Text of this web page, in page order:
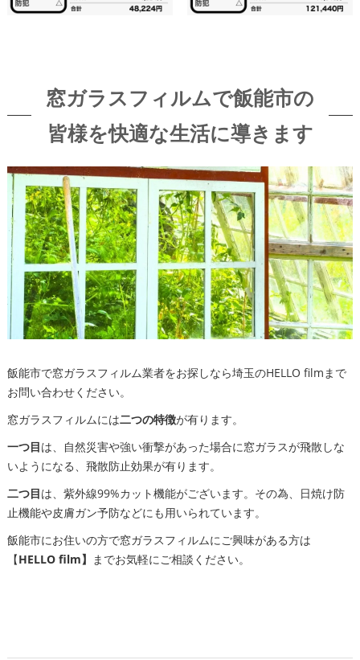
窓ガラスフィルムで飯能市の
皆様を快適な生活に導きます
飯能市で窓ガラスフィルム業者をお探しなら埼玉のHELLO filmまで
お問い合わせください。
窓ガラスフィルムには二つの特徴が有ります。
一つ目は、自然災害や強い衝撃があった場合に窓ガラスが飛散しな
いようになる、飛散防止効果が有ります。
二つ目は、紫外線99%カット機能がございます。その為、日焼け防
止機能や皮膚ガン予防などにも用いられています。
飯能市にお住いの方で窓ガラスフィルムにご興味がある方は
【HELLO film】 までお気軽にご相談ください。